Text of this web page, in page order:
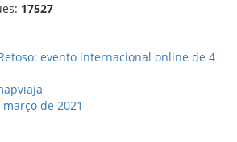
17527
evento internacional online de 4
de 2021